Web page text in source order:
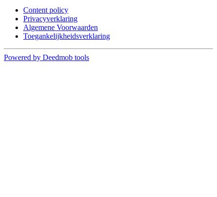
Content policy
Privacyverklaring
Algemene Voorwaarden
Toegankelijkheidsverklaring
Powered by Deedmob tools